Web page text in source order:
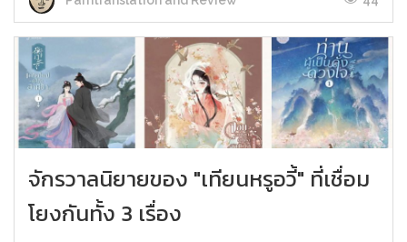
จักรวาลนิยายของ "เทียนหรูอวี้" ที่เชื่อม
โยงกันทั้ง 3 เรื่อง